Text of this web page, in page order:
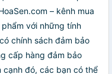
– kênh mua
với những tính
chính sách đảm bảo
cấp hàng đảm bảo
cạnh đó, các bạn có thể